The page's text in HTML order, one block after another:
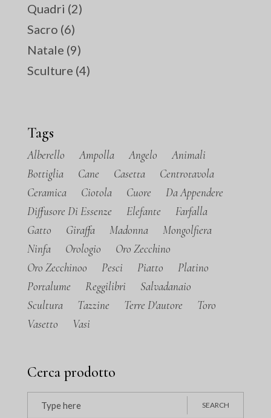
Quadri (2)
Sacro (6)
Natale (9)
Sculture (4)
Tags
Alberello Ampolla Angelo
Animali
Bottiglia
Cane Casetta
Centrotavola
Ceramica
Ciotola Cuore
Da Appendere
Diffusore Di Essenze
Elefante
Farfalla
Gatto
Giraffa Madonna
Mongolfiera
Ninfa
Orologio
Oro Zecchino
Oro Zecchinoo
Pesci Piatto
Platino
Portalume
Reggilibri
Salvadanaio
Scultura
Tazzine Terre D'autore
Toro
Vasetto
Vasi
Cerca prodotto
Search
for:
SEARCH